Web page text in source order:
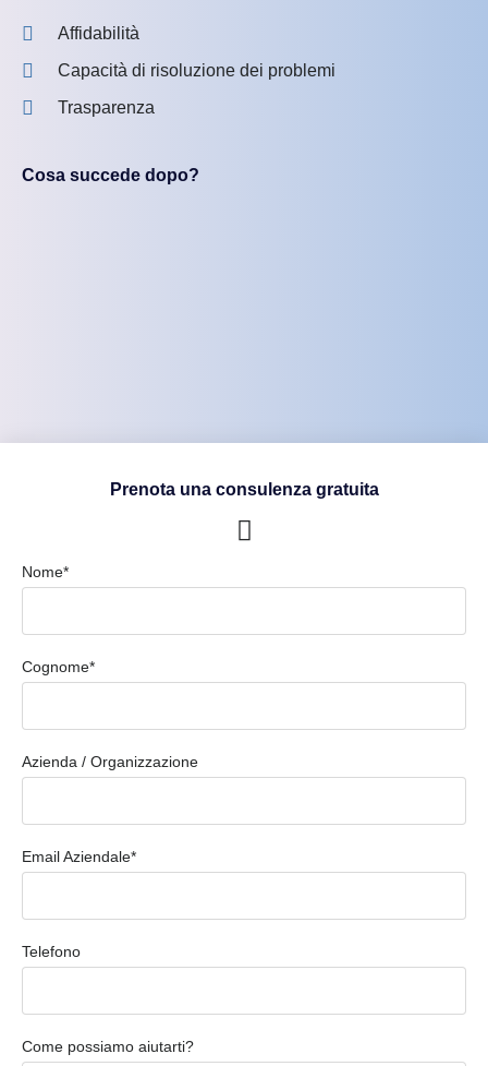
Affidabilità
Capacità di risoluzione dei problemi
Trasparenza
Cosa succede dopo?
Prenota una consulenza gratuita
Nome*
Cognome*
Azienda / Organizzazione
Email Aziendale*
Telefono
Come possiamo aiutarti?